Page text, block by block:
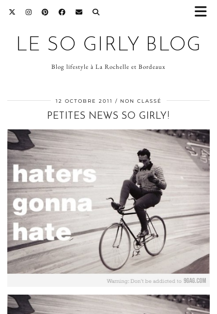
LE SO GIRLY BLOG
Blog lifestyle à La Rochelle et Bordeaux
12 OCTOBRE 2011 NON CLASSÉ
PETITES NEWS SO GIRLY!